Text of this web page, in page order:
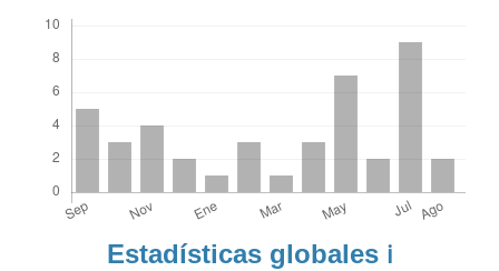
Estadísticas globales ℹ️